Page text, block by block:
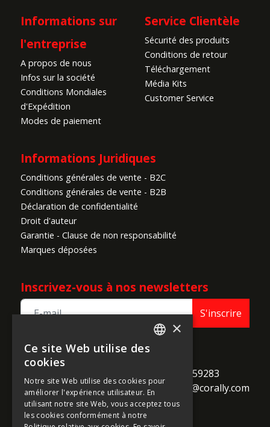
Informations sur
l'entreprise
A propos de nous
Infos sur la société
Conditions Mondiales
d'Expédition
Modes de paiement
Service Clientèle
Sécurité des produits
Conditions de retour
Téléchargement
Média Kits
Customer Service
Informations Juridiques
Conditions générales de vente - B2C
Conditions générales de vente - B2B
Déclaration de confidentialité
Droit d'auteur
Garantie - Clause de non responsabilité
Marques déposées
Inscrivez-vous à nos newsletters
S'inscrire
TEAM CORALLY
B-2250 Olen
Belgium
call +32 14 259283
alternate_email support@corally.com
×
Ce site Web utilise des
cookies
Notre site Web utilise des cookies pour
améliorer l'expérience utilisateur. En
utilisant notre site Web, vous acceptez tous
les cookies conformément à notre